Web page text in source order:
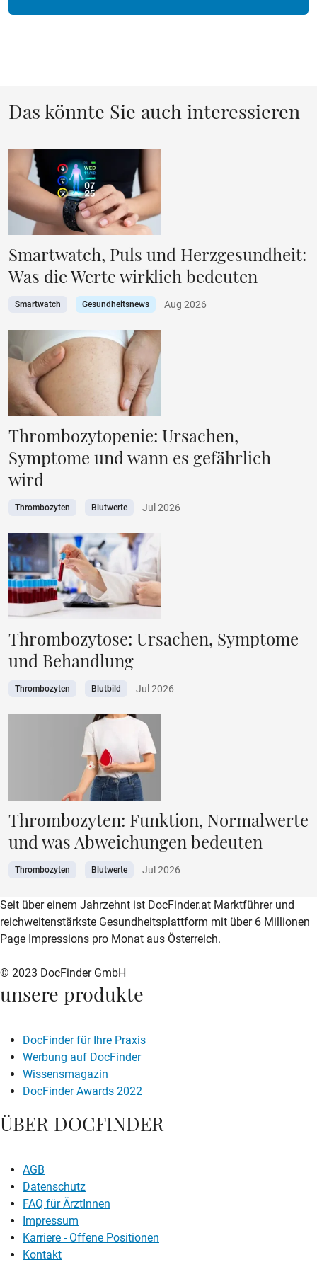
Das könnte Sie auch interessieren
Smartwatch, Puls und Herzgesundheit:
Was die Werte wirklich bedeuten
Smartwatch Gesundheitsnews Aug 2026
Thrombozytopenie: Ursachen,
Symptome und wann es gefährlich
wird
Thrombozyten Blutwerte Jul 2026
Thrombozytose: Ursachen, Symptome
und Behandlung
Thrombozyten Blutbild Jul 2026
Thrombozyten: Funktion, Normalwerte
und was Abweichungen bedeuten
Thrombozyten Blutwerte Jul 2026
zur DocFinder-Startseite
logo icon
Seit über einem Jahrzehnt ist DocFinder.at Marktführer und
reichweitenstärkste Gesundheitsplattform mit über 6 Millionen
Page Impressions pro Monat aus Österreich.
© 2023 DocFinder GmbH
unsere produkte
DocFinder für Ihre Praxis
Werbung auf DocFinder
Wissensmagazin
DocFinder Awards 2022
ÜBER DOCFINDER
AGB
Datenschutz
FAQ für ÄrztInnen
Impressum
Karriere - Offene Positionen
Kontakt